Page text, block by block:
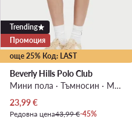
още 25% Код: LAST
Trending
Промоция
Beverly Hills Polo Club
Мини пола · Тъмносин · Мини
Актуална цена
23,99€
Редовна цена43,99 €-45%